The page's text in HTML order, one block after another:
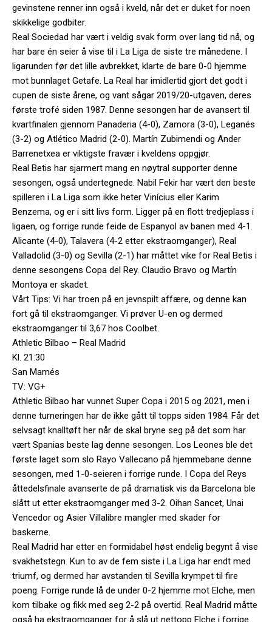
gevinstene renner inn også i kveld, når det er duket for noen
skikkelige godbiter.
Real Sociedad har vært i veldig svak form over lang tid nå, og
har bare én seier å vise til i La Liga de siste tre månedene. I
ligarunden før det lille avbrekket, klarte de bare 0-0 hjemme
mot bunnlaget Getafe. La Real har imidlertid gjort det godt i
cupen de siste årene, og vant sågar 2019/20-utgaven, deres
første trofé siden 1987. Denne sesongen har de avansert til
kvartfinalen gjennom Panaderia (4-0), Zamora (3-0), Leganés
(3-2) og Atlético Madrid (2-0). Martín Zubimendi og Ander
Barrenetxea er viktigste fravær i kveldens oppgjør.
Real Betis har sjarmert mang en nøytral supporter denne
sesongen, også undertegnede. Nabil Fekir har vært den beste
spilleren i La Liga som ikke heter Vinícius eller Karim
Benzema, og er i sitt livs form. Ligger på en flott tredjeplass i
ligaen, og forrige runde feide de Espanyol av banen med 4-1.
Alicante (4-0), Talavera (4-2 etter ekstraomganger), Real
Valladolid (3-0) og Sevilla (2-1) har måttet vike for Real Betis i
denne sesongens Copa del Rey. Claudio Bravo og Martín
Montoya er skadet.
Vårt Tips: Vi har troen på en jevnspilt affære, og denne kan
fort gå til ekstraomganger. Vi prøver U-en og dermed
ekstraomganger til 3,67 hos Coolbet.
Athletic Bilbao – Real Madrid
Kl. 21:30
San Mamés
TV: VG+
Athletic Bilbao har vunnet Super Copa i 2015 og 2021, men i
denne turneringen har de ikke gått til topps siden 1984. Får det
selvsagt knalltøft her når de skal bryne seg på det som har
vært Spanias beste lag denne sesongen. Los Leones ble det
første laget som slo Rayo Vallecano på hjemmebane denne
sesongen, med 1-0-seieren i forrige runde. I Copa del Reys
åttedelsfinale avanserte de på dramatisk vis da Barcelona ble
slått ut etter ekstraomganger med 3-2. Oihan Sancet, Unai
Vencedor og Asier Villalibre mangler med skader for
baskerne.
Real Madrid har etter en formidabel høst endelig begynt å vise
svakhetstegn. Kun to av de fem siste i La Liga har endt med
triumf, og dermed har avstanden til Sevilla krympet til fire
poeng. Forrige runde lå de under 0-2 hjemme mot Elche, men
kom tilbake og fikk med seg 2-2 på overtid. Real Madrid måtte
også ha ekstraomganger for å slå ut nettopp Elche i forrige